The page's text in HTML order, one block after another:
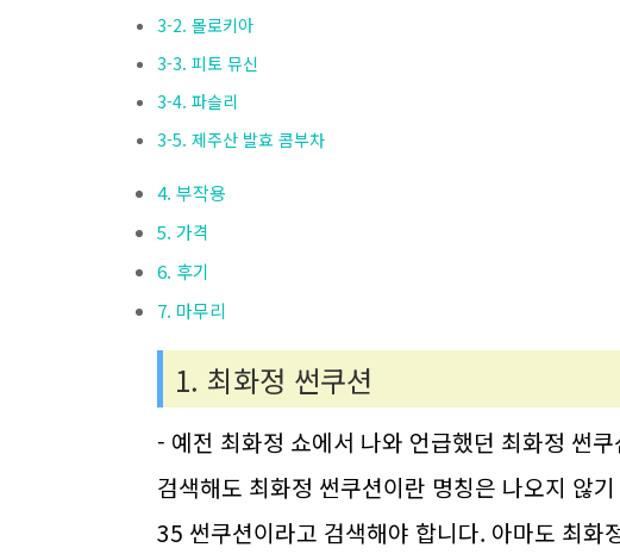
3-2. 몰로키아
3-3. 피토 뮤신
3-4. 파슬리
3-5. 제주산 발효 콤부차
4. 부작용
5. 가격
6. 후기
7. 마무리
1. 최화정 썬쿠션
- 예전 최화정 쇼에서 나와 언급했던 최화정 썬
검색해도 최화정 썬쿠션이란 명칭은 나오지 않
35 썬쿠션이라고 검색해야 합니다. 아마도 최화